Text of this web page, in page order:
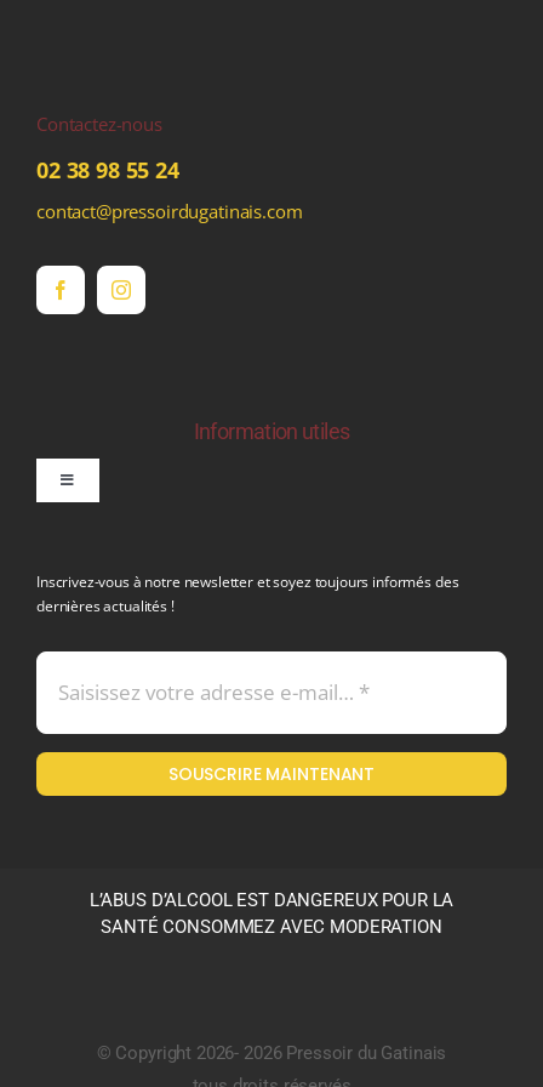
Contactez-nous
02 38 98 55 24
contact@pressoirdugatinais.com
Information utiles
Toggle
Mentions légales
Politique en matière de remboursements et de retours
Inscrivez-vous à notre newsletter et soyez toujours informés des
dernières actualités !
SOUSCRIRE MAINTENANT
L’ABUS D’ALCOOL EST DANGEREUX POUR LA
SANTÉ CONSOMMEZ AVEC MODERATION
© Copyright 2026- 2026 Pressoir du Gatinais